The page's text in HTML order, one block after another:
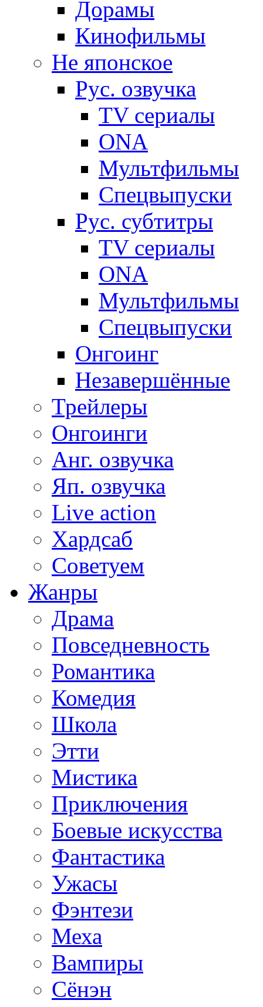
Дорамы
Кинофильмы
Не японское
Рус. озвучка
TV сериалы
ONA
Мультфильмы
Спецвыпуски
Рус. субтитры
TV сериалы
ONA
Мультфильмы
Спецвыпуски
Онгоинг
Незавершённые
Трейлеры
Онгоинги
Анг. озвучка
Яп. озвучка
Live action
Хардсаб
Советуем
Жанры
Драма
Повседневность
Романтика
Комедия
Школа
Этти
Мистика
Приключения
Боевые искусства
Фантастика
Ужасы
Фэнтези
Меха
Вампиры
Сёнэн